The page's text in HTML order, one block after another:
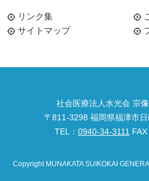
リンク集
サイトマップ
社会医療法人水光会 宗
〒811-3298 福岡県福津市
TEL： 0940-34-3111
Copyright MUNAKATA SUIKOKAI